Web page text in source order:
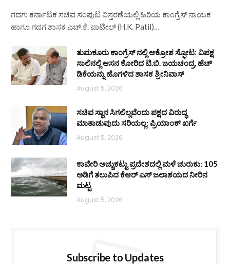
ಗದಗ: ಕರ್ನಾಟಕ ಸಚಿವ ಸಂಪುಟ ವಿಸ್ತರಣೆಯಲ್ಲಿ ಹಿರಿಯ ಕಾಂಗ್ರೆಸ್ ನಾಯಕ
ಹಾಗೂ ಗದಗ ಶಾಸಕ ಎಚ್.ಕೆ. ಪಾಟೀಲ್ (H.K. Patil)…
ತುಮಕೂರು ಕಾಂಗ್ರೆಸ್ ನಲ್ಲಿ ಆಕ್ರೋಶ ಸ್ಫೋಟ: ವಿಪಕ್ಷ
ಸಾಲಿನಲ್ಲಿ ಆಸನ ಕೋರಿದ ಟಿ.ಬಿ. ಜಯಚಂದ್ರ, ಹೆಚ್
ಡಿಕೆಯನ್ನು ಹೊಗಳಿದ ಶಾಸಕ ಶ್ರೀನಿವಾಸ್
August 5, 2026
ಸಚಿವ ಸ್ಥಾನ ಸಿಗಲಿಲ್ಲವೆಂದು ಪಕ್ಷದ ವಿರುದ್ಧ
ಮಾತಾಡುವುದು ಸರಿಯಲ್ಲ: ಪ್ರಿಯಾಂಕ್ ಖರ್ಗೆ
August 5, 2026
ಕಾವೇರಿ ಅಚ್ಚುಕಟ್ಟು ಪ್ರದೇಶದಲ್ಲಿ ಮಳೆ ಚುರುಕು: 105
ಅಡಿಗೆ ತಲುಪಿದ ಕೆಆರ್ ಎಸ್ ಜಲಾಶಯದ ನೀರಿನ
ಮಟ್ಟ
August 5, 2026
Subscribe to Updates